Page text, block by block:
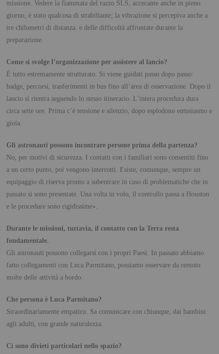
missione. Vedere la fiammata del razzo SLS, accecante anche in pieno
giorno, è stato qualcosa di strabiliante; la vibrazione si percepiva anche a
tre chilometri di distanza. e delle difficoltà affrontate durante la
preparazione.
Come si svolge l’organizzazione per assistere al lancio?
È tutto estremamente strutturato. Si viene guidati passo dopo passo:
badge, percorsi, trasferimenti in bus fino all’area di osservazione. Dopo il
lancio si rientra seguendo lo stesso itinerario. L’intera procedura dura
circa sette ore. Prima c’è tensione e silenzio, dopo esplodono entusiasmo e
gioia.
Gli astronauti possono incontrare persone prima della partenza?
No, per motivi di sicurezza. I contatti con i familiari sono consentiti fino
a un certo punto, poi vengono interrotti. Esiste, comunque, sempre un
equipaggio di riserva pronto a subentrare in caso di problematiche che in
passato si sono presentate. Una volta in volo, il controllo passa a Houston
e le procedure sono rigidissime».
Durante le missioni, tuttavia, il contatto con la Terra resta
fondamentale.
Gli astronauti possono collegarsi con i propri Paesi. In passato abbiamo
fatto collegamenti con Luca Parmitano, possiamo osservare da remoto
molte delle attività a bordo.
Che persona è Luca Parmitano?
Straordinariamente empatico. Sa comunicare con chiunque, dai bambini
agli adulti, con grande naturalezza.
Ci sono divieti particolari nello spazio?